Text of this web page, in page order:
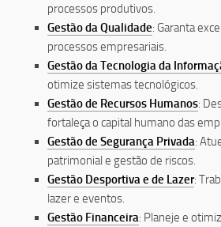
processos produtivos.
Gestão da Qualidade: Garanta
processos empresariais.
Gestão da Tecnologia da
otimize sistemas tecnológicos.
Gestão de Recursos Humanos:
fortaleça o capital humano das
Gestão de Segurança Privada:
patrimonial e gestão de riscos.
Gestão Desportiva e de Lazer:
lazer e eventos.
Gestão Financeira: Planeje e